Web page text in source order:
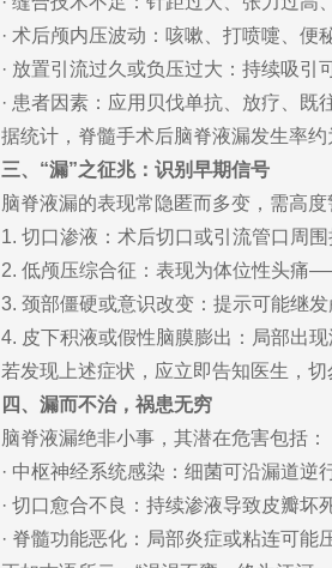
· 术后颅内压波动：咳嗽、打喷嚏、便
· 放置引流过久或负压过大：持续吸引
· 患者因素：应用贝伐单抗、放疗、既
据统计，脊髓手术后脑脊液漏发生率
三、“漏”之征兆：识别早期信号
脑脊液漏的表现常隐匿而多变，需高度
1. 切口渗液：术后切口或引流管口周
2. 低颅压综合征：表现为体位性头痛
3. 颈部僵硬或意识改变：提示可能继发
4. 皮下积液或假性脑膜膨出：局部出现
若发现上述症状，应立即告知医生，切
四、漏而不治，祸患无穷
脑脊液漏绝非小事，其潜在危害包括：
· 中枢神经系统感染：细菌可沿漏道逆
· 切口愈合不良：持续渗液导致皮瓣坏
· 脊髓功能恶化：局部炎症或粘连可能